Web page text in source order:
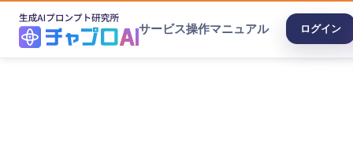
サービス操作マニュアル ログイン